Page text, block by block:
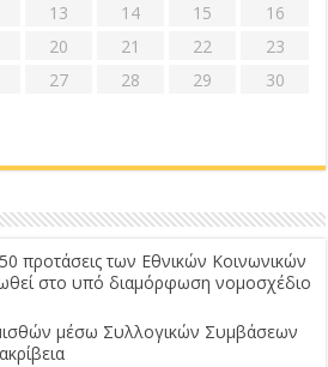
13 14 15
16
20 21 22
23
27 28 29
30
προτάσεις των Εθνικών Κοινωνικών
στο υπό διαμόρφωση νομοσχέδιο
μέσω Συλλογικών Συμβάσεων